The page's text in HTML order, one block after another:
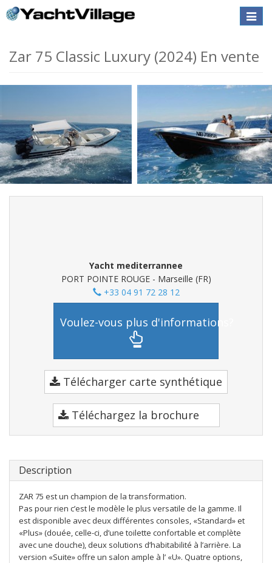
Toggle
Zar 75 Classic Luxury (2024) En vente
Yacht mediterrannee
PORT POINTE ROUGE - Marseille (FR)
+33 04 91 72 28 12
Voulez-vous plus d'informations?
Télécharger carte synthétique
Téléchargez la brochure
Description
ZAR 75 est un champion de la transformation.
Pas pour rien c’est le modèle le plus versatile de la gamme. Il
est disponible avec deux différentes consoles, «Standard» et
«Plus» (douée, celle-ci, d’une toilette confortable et complète
avec une douche), deux solutions d’habitabilité à l’arrière. La
version «Suite» offre un salon ample à l’ «U». Quatre options,